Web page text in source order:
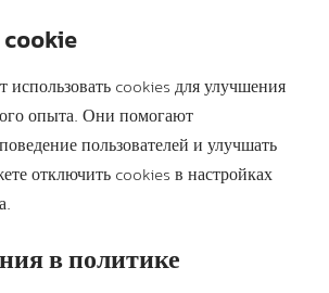
cookies для улучшения
опыта. Они помогают
пользователей и улучшать
отключить cookies в настройках
в политике